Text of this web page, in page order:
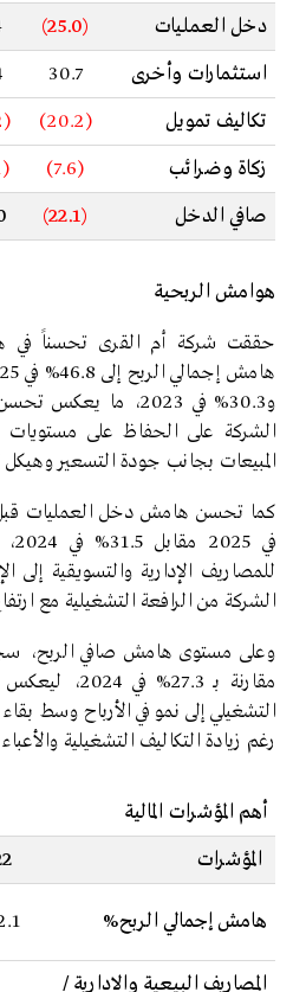
دخل العمليات
(25.0)
استثمارات وأخرى
30.7
تكاليف تمويل
(20.2)
زكاة وضرائب
(7.6)
صافي الدخل
(22.1)
هوامش الربحية
حققت شركة أم القرى تحسناً في
و30.3% في 2023، ما
الشركة على الحفاظ على
المبيعات بجانب جودة التسعير وهيكل
في
للمصاريف الإدارية والتسويقية إلى
الشركة من الرافعة التشغيلية مع
مقارنة بـ
التشغيلي إلى نمو في الأرباح وسط
رغم زيادة التكاليف التشغيلية والأعباء
أهم المؤشرات المالية
المؤشرات
هامش إجمالي الربح%
المصاريف البيعية والادارية /